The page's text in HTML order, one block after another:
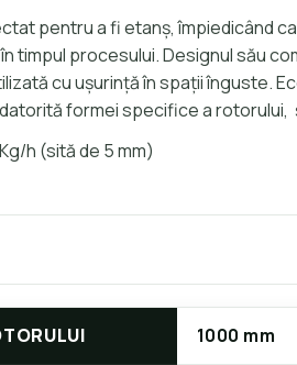
pentru a fi etanș, împiedicând
timpul procesului. Designul său
cu ușurință în spații înguste.
formei specifice a rotorului,
h (sită de 5 mm)
1000 mm